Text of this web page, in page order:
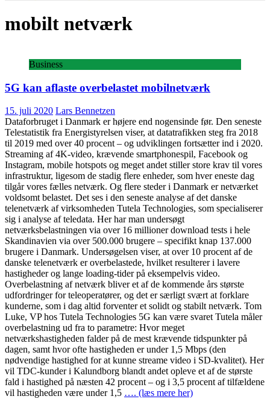
mobilt netværk
Business
5G kan aflaste overbelastet mobilnetværk
15. juli 2020 Lars Bennetzen
Dataforbruget i Danmark er højere end nogensinde før. Den seneste
Telestatistik fra Energistyrelsen viser, at datatrafikken steg fra 2018
til 2019 med over 40 procent – og udviklingen fortsætter ind i 2020.
Streaming af 4K-video, krævende smartphonespil, Facebook og
Instagram, mobile hotspots og meget andet stiller store krav til vores
infrastruktur, ligesom de stadig flere enheder, som hver eneste dag
tilgår vores fælles netværk. Og flere steder i Danmark er netværket
voldsomt belastet. Det ses i den seneste analyse af det danske
telenetværk af virksomheden Tutela Technologies, som specialiserer
sig i analyse af teledata. Her har man undersøgt
netværksbelastningen via over 16 millioner download tests i hele
Skandinavien via over 500.000 brugere – specifikt knap 137.000
brugere i Danmark. Undersøgelsen viser, at over 10 procent af de
danske telenetværk er overbelastede, hvilket resulterer i lavere
hastigheder og lange loading-tider på eksempelvis video.
Overbelastning af netværk bliver et af de kommende års største
udfordringer for teleoperatører, og det er særligt svært at forklare
kunderne, som i dag altid forventer et solidt og stabilt netværk. Tom
Luke, VP hos Tutela Technologies 5G kan være svaret Tutela måler
overbelastning ud fra to parametre: Hvor meget
netværkshastigheden falder på de mest krævende tidspunkter på
dagen, samt hvor ofte hastigheden er under 1,5 Mbps (den
nødvendige hastighed for at kunne streame video i SD-kvalitet). Her
vil TDC-kunder i Kalundborg blandt andet opleve et af de største
fald i hastighed på næsten 42 procent – og i 3,5 procent af tilfældene
vil hastigheden være under 1,5 …. (læs mere her)